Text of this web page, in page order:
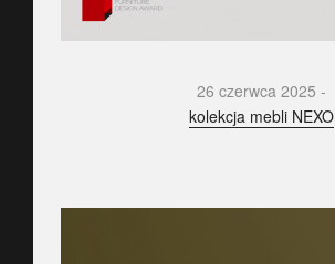
26 czerwca 2025
kolekcja mebli NEXO